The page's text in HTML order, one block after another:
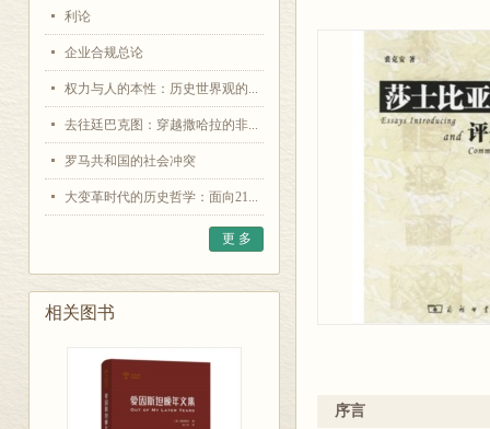
利论
企业合规总论
权力与人的本性：历史世界观的...
去往廷巴克图：穿越撒哈拉的非...
罗马共和国的社会冲突
大变革时代的历史哲学：面向21...
更 多
相关图书
序言